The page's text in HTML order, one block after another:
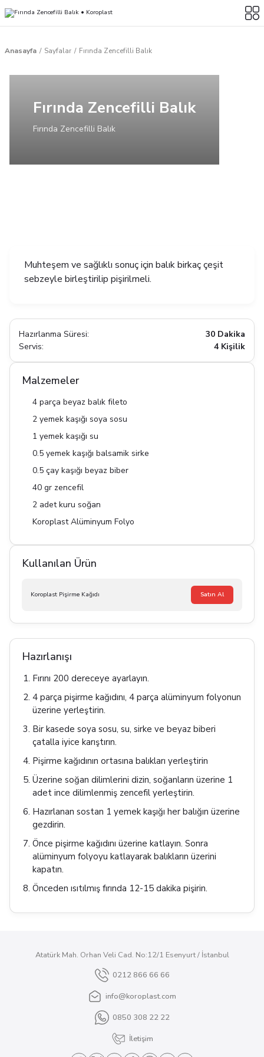
Anasayfa Sayfalar Fırında Zencefilli Balık
Fırında Zencefilli Balık
Fırında Zencefilli Balık
Muhteşem ve sağlıklı sonuç için balık birkaç çeşit
sebzeyle birleştirilip pişirilmeli.
Hazırlanma Süresi:
30 Dakika
Servis:
4 Kişilik
Malzemeler
4 parça beyaz balık fileto
2 yemek kaşığı soya sosu
1 yemek kaşığı su
0.5 yemek kaşığı balsamik sirke
0.5 çay kaşığı beyaz biber
40 gr zencefil
2 adet kuru soğan
Koroplast Alüminyum Folyo
Kullanılan Ürün
Koroplast Pişirme Kağıdı Satın Al
Hazırlanışı
Fırını 200 dereceye ayarlayın.
4 parça pişirme kağıdını, 4 parça alüminyum folyonun
üzerine yerleştirin.
Bir kasede soya sosu, su, sirke ve beyaz biberi
çatalla iyice karıştırın.
Pişirme kağıdının ortasına balıkları yerleştirin
Üzerine soğan dilimlerini dizin, soğanların üzerine 1
adet ince dilimlenmiş zencefil yerleştirin.
Hazırlanan sostan 1 yemek kaşığı her balığın üzerine
gezdirin.
Önce pişirme kağıdını üzerine katlayın. Sonra
alüminyum folyoyu katlayarak balıkların üzerini
kapatın.
Önceden ısıtılmış fırında 12-15 dakika pişirin.
Atatürk Mah. Orhan Veli Cad. No:12/1 Esenyurt / İstanbul
0212 866 66 66
info@koroplast.com
0850 308 22 22
İletişim